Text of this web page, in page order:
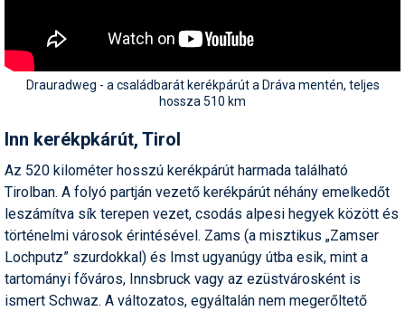
Drauradweg - a családbarát kerékpárút a Dráva mentén, teljes
hossza 510 km
Inn kerékpkárút, Tirol
Az 520 kilométer hosszú kerékpárút harmada található
Tirolban. A folyó partján vezető kerékpárút néhány emelkedőt
leszámítva sík terepen vezet, csodás alpesi hegyek között és
történelmi városok érintésével. Zams (a misztikus „Zamser
Lochputz” szurdokkal) és Imst ugyanúgy útba esik, mint a
tartományi főváros, Innsbruck vagy az ezüstvárosként is
ismert Schwaz. A változatos, egyáltalán nem megerőltető